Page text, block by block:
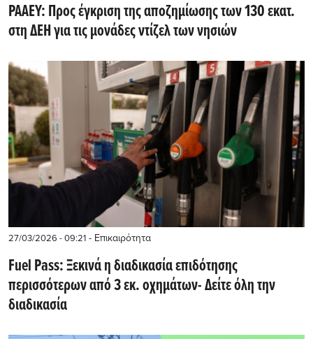
ΡΑΑΕΥ: Προς έγκριση της αποζημίωσης των 130 εκατ.
στη ΔΕΗ για τις μονάδες ντίζελ των νησιών
27/03/2026 - 09:21 - Επικαιρότητα
Fuel Pass: Ξεκινά η διαδικασία επιδότησης
περισσότερων από 3 εκ. οχημάτων- Δείτε όλη την
διαδικασία